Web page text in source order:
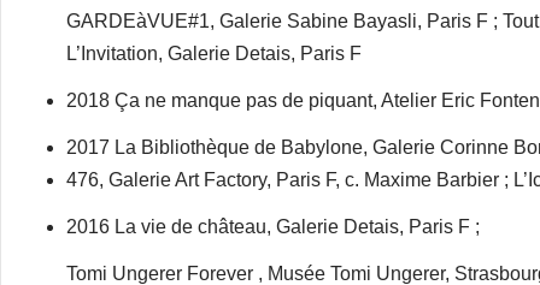
GARDEàVUE#1, Galerie Sabine Bayasli, Paris F ;
L’Invitation, Galerie Detais, Paris F
2018 Ça ne manque pas de piquant, Atelier Eric
2017 La Bibliothèque de Babylone, Galerie Corinne
476, Galerie Art Factory, Paris F, c. Maxime Barbier ;
2016 La vie de château, Galerie Detais, Paris F ;
Tomi Ungerer Forever , Musée Tomi Ungerer,